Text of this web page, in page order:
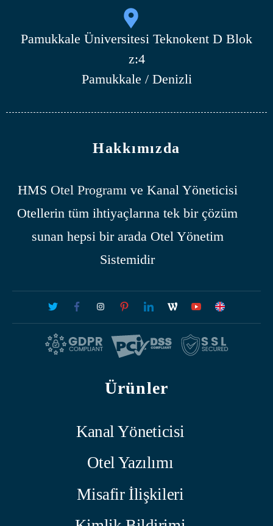
Pamukkale Üniversitesi Teknokent D Blok
z:4
Pamukkale / Denizli
Hakkımızda
HMS Otel Programıve Kanal Yöneticisi
Otellerin tüm ihtiyaçlarına tek bir çözüm
sunan hepsi bir arada Otel Yönetim
Sistemidir
Ürünler
Kanal Yöneticisi
Otel Yazılımı
Misafir İlişkileri